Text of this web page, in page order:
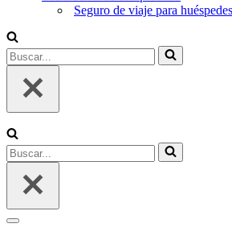
Seguro de viaje para
Buscar...
Buscar...
Menú